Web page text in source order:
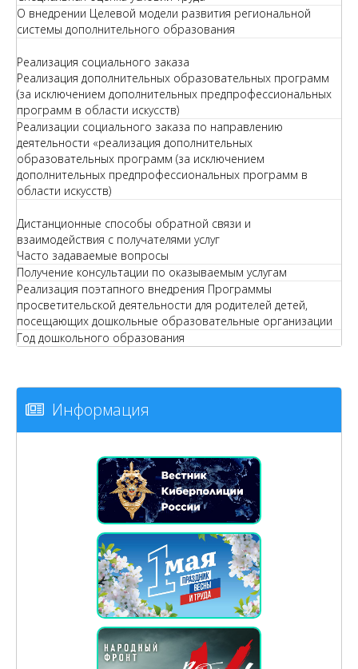
О внедрении Целевой модели развития региональной
системы дополнительного образования
Реализация социального заказа
Реализация дополнительных образовательных программ
(за исключением дополнительных предпрофессиональных
программ в области искусств)
Реализации социального заказа по направлению
деятельности «реализация дополнительных
образовательных программ (за исключением
дополнительных предпрофессиональных программ в
области искусств)
Дистанционные способы обратной связи и
взаимодействия с получателями услуг
Часто задаваемые вопросы
Получение консультации по оказываемым услугам
Реализация поэтапного внедрения Программы
просветительской деятельности для родителей детей,
посещающих дошкольные образовательные организации
Год дошкольного образования
Информация